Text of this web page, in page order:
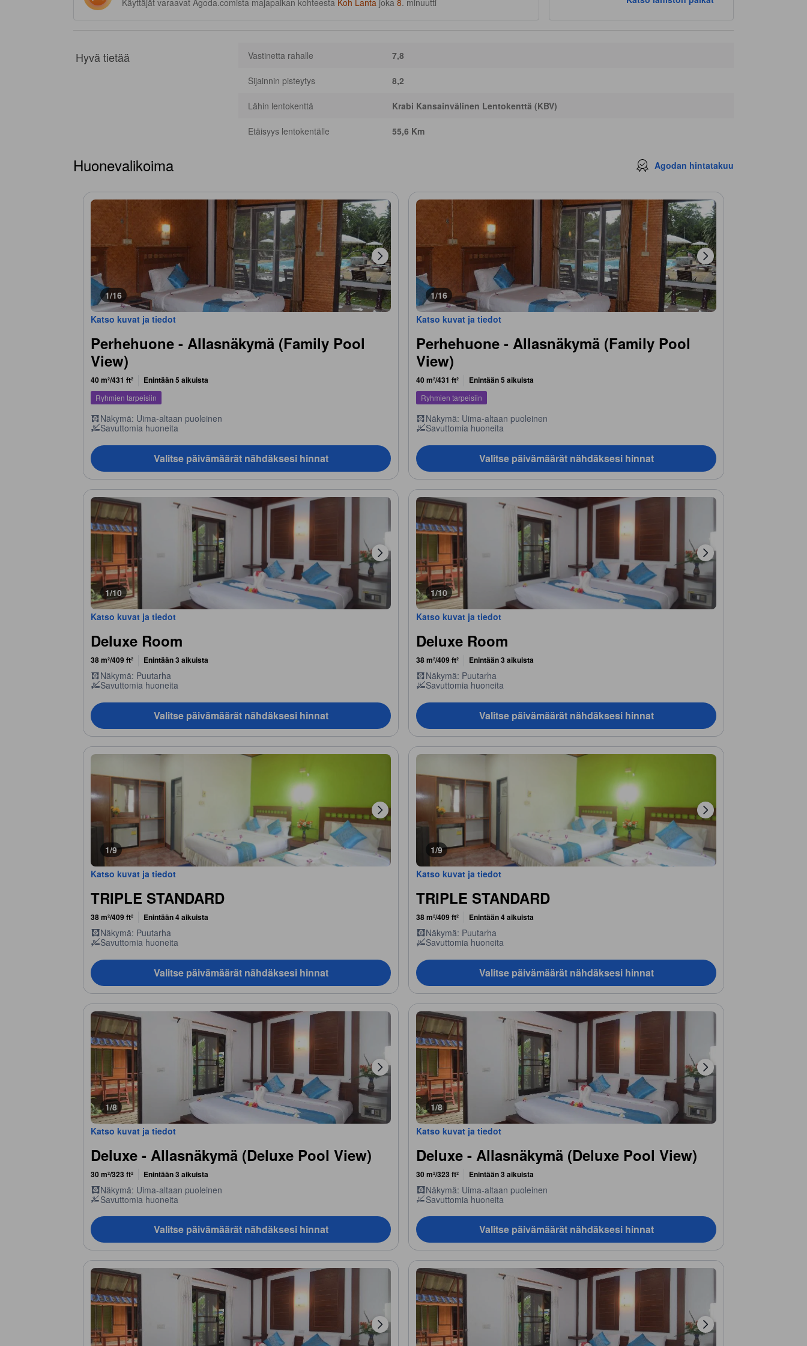
Käyttäjät varaavat Agoda.comista majapaikan kohteesta Koh Lanta joka 8. minuutti
Hyvä tietää Vastinetta rahalle 7,8
Sijainnin pisteytys 8,2
Lähin lentokenttä Krabi Kansainvälinen Lentokenttä (KBV)
Etäisyys lentokentälle 55,6 Km
Huonevalikoima Agodan hintatakuu
1/16
Katso kuvat ja tiedot
Perhehuone - Allasnäkymä (Family Pool
View)
40 m²/431 ft² Enintään 5 aikuista
Ryhmien tarpeisiin
Näkymä: Uima-altaan puoleinen
Savuttomia huoneita
Valitse päivämäärät nähdäksesi hinnat
1/16
Katso kuvat ja tiedot
Perhehuone - Allasnäkymä (Family Pool
View)
40 m²/431 ft² Enintään 5 aikuista
Ryhmien tarpeisiin
Näkymä: Uima-altaan puoleinen
Savuttomia huoneita
Valitse päivämäärät nähdäksesi hinnat
1/10
Katso kuvat ja tiedot
Deluxe Room
38 m²/409 ft² Enintään 3 aikuista
Näkymä: Puutarha
Savuttomia huoneita
Valitse päivämäärät nähdäksesi hinnat
1/10
Katso kuvat ja tiedot
Deluxe Room
38 m²/409 ft² Enintään 3 aikuista
Näkymä: Puutarha
Savuttomia huoneita
Valitse päivämäärät nähdäksesi hinnat
1/9
Katso kuvat ja tiedot
TRIPLE STANDARD
38 m²/409 ft² Enintään 4 aikuista
Näkymä: Puutarha
Savuttomia huoneita
Valitse päivämäärät nähdäksesi hinnat
1/9
Katso kuvat ja tiedot
TRIPLE STANDARD
38 m²/409 ft² Enintään 4 aikuista
Näkymä: Puutarha
Savuttomia huoneita
Valitse päivämäärät nähdäksesi hinnat
1/8
Katso kuvat ja tiedot
Deluxe - Allasnäkymä (Deluxe Pool View)
30 m²/323 ft² Enintään 3 aikuista
Näkymä: Uima-altaan puoleinen
Savuttomia huoneita
Valitse päivämäärät nähdäksesi hinnat
1/8
Katso kuvat ja tiedot
Deluxe - Allasnäkymä (Deluxe Pool View)
30 m²/323 ft² Enintään 3 aikuista
Näkymä: Uima-altaan puoleinen
Savuttomia huoneita
Valitse päivämäärät nähdäksesi hinnat